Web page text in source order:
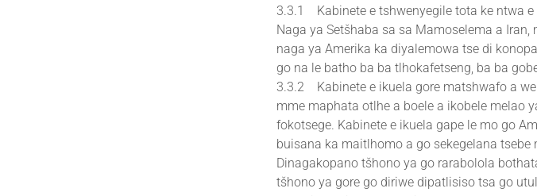
3.3.1 Kabinete e tshwenyegile tota ke ntwa
Naga ya Setšhaba sa sa Mamoselema a
naga ya Amerika ka diyalemowa tse di
go na le batho ba ba tlhokafetseng, ba ba
3.3.2 Kabinete e ikuela gore matshwafo a
mme maphata otlhe a boele a ikobele melao
fokotsege. Kabinete e ikuela gape le mo go
buisana ka maitlhomo a go sekegelana
Dinagakopano tšhono ya go rarabolola
tšhono ya gore go diriwe dipatlisiso tsa go